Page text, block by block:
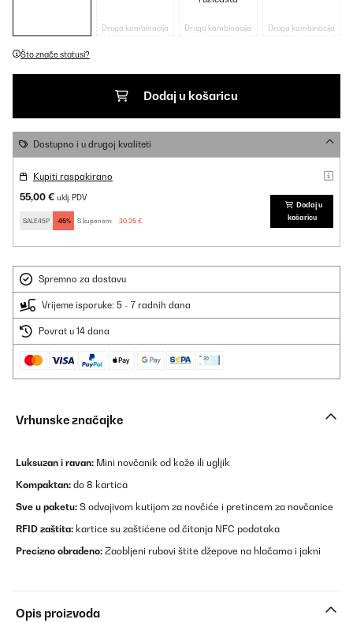
Druga kombinacija Druga kombinacija Druga kombinacija
Što znače statusi?
Dodaj u košaricu
Dostupno i u drugoj kvaliteti
Kupiti raspakirano
55,00 € uklj. PDV
SALE45P -45% S kuponom: 30,25 €
Dodaj u
košaricu
Spremno za dostavu
Vrijeme isporuke: 5 - 7 radnih dana
Povrat u 14 dana
Vrhunske značajke
Luksuzan i ravan: Mini novčanik od kože ili ugljik
Kompaktan: do 8 kartica
Sve u paketu: S odvojivom kutijom za novčiće i pretincem za novčanice
RFID zaštita: kartice su zaštićene od čitanja NFC podataka
Precizno obrađeno: Zaobljeni rubovi štite džepove na hlačama i jakni
Opis proizvoda